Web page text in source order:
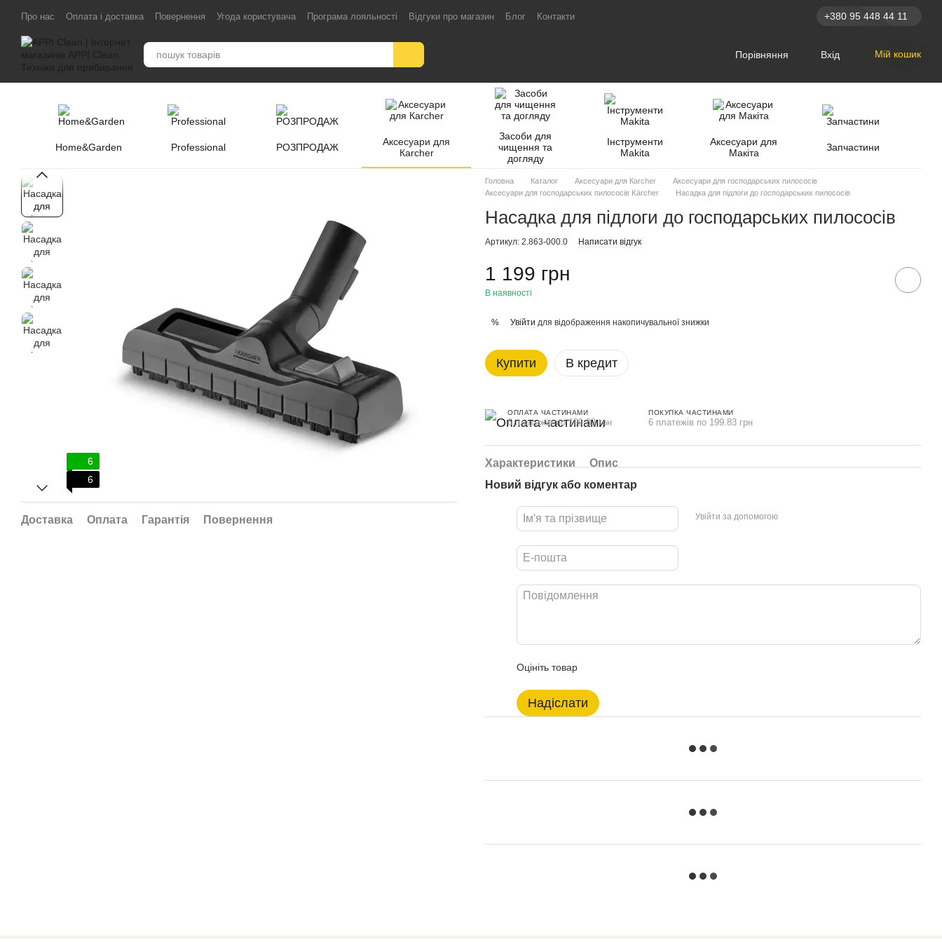
Перейти до основного контенту
Про нас Оплата і доставка Повернення Угода користувача Програма лояльності Відгуки про магазин Блог Контакти +380 95 448 44 11
Порівняння Вхід Мій кошик
Home&Garden Professional РОЗПРОДАЖ
Аксесуари для
Кarcher
Засоби для
чищення та
догляду
Інструменти
Makita
Аксесуари для
Макіта
Запчастини
6
6
Доставка Оплата Гарантія Повернення
Головна Каталог Аксесуари для Кarcher
Аксесуари для господарських пилососів
Аксесуари для господарських пилососів Kärcher
Насадка для підлоги до господарських пилососів
Насадка для підлоги до господарських пилососів
Артикул: 2.863-000.0 Написати відгук
1 199 грн
В наявності
% Увійти для відображення накопичувальної знижки
Купити В кредит
ОПЛАТА ЧАСТИНАМИ
6 платежів по 199.83 грн
ПОКУПКА ЧАСТИНАМИ
6 платежів по 199.83 грн
Характеристики
Опис
Новий відгук або коментар
Увійти за допомогою
Оцініть товар
Надіслати